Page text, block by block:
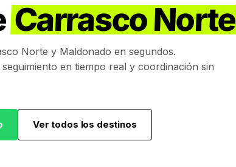
Carrasco Norte
Norte y Maldonado en segundos.
en tiempo real y coordinación sin
Ver todos los destinos